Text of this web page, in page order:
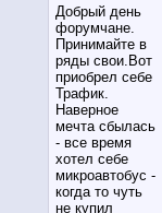
Добрый день
форумчане.
Принимайте в
ряды свои.Вот
приобрел себе
Трафик.
Наверное
мечта сбылась
- все время
хотел себе
микроавтобус -
когда то чуть
не купил